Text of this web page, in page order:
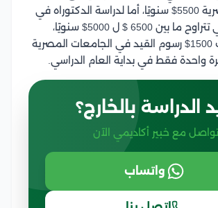
الجامعات المصرية 5500$ سنويًا، أما لدراسة الدكتوراه في
العلاج الطبيعي تتراوح ما بين 6500 $ ل 5000$ سنويًا،
علاوة على ذلك 1500$ رسوم القيد في الجامعات المصرية
واحدة فقط في بداية العام الدراسي.
الدراسة بالخارج؟
تواصل مع خبير أكاديمي الآن
واتساب